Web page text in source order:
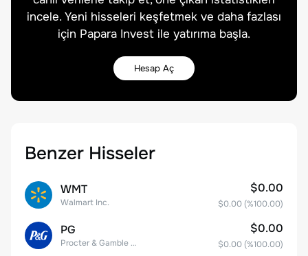
incele. Yeni hisseleri keşfetmek ve daha fazlası
için Papara Invest ile yatırıma başla.
Hesap Aç
Benzer Hisseler
WMT
Walmart Inc.
$0.00
$0.00 (%100.00)
PG
Procter & Gamble Company
$0.00
$0.00 (%100.00)